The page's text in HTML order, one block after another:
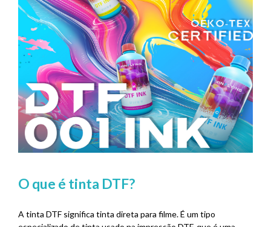
O que é tinta DTF?
A tinta DTF significa tinta direta para filme. É um tipo